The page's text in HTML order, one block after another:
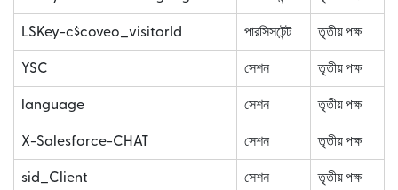
LSKey-c$coveo_visitorId পারসিসটেন্ট তৃতীয় পক্ষ
YSC সেশন তৃতীয় পক্ষ
language সেশন তৃতীয় পক্ষ
X-Salesforce-CHAT সেশন তৃতীয় পক্ষ
sid_Client সেশন তৃতীয় পক্ষ